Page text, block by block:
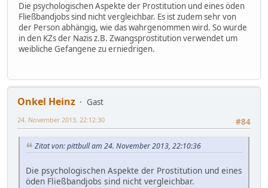
Die psychologischen Aspekte der Prostitution und eines öden
Fließbandjobs sind nicht vergleichbar. Es ist zudem sehr von
der Person abhängig, wie das wahrgenommen wird. So wurde
in den KZs der Nazis z.B. Zwangsprostitution verwendet um
weibliche Gefangene zu erniedrigen.
Onkel Heinz
Gast
#84
24. November 2013, 22:12:30
Zitat von: pittbull am 24. November 2013, 22:10:36
Die psychologischen Aspekte der Prostitution und eines
öden Fließbandjobs sind nicht vergleichbar.